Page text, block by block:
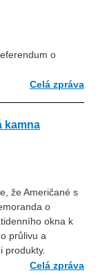
o
Celá zpráva
kamna
že Američané s
o
okna k
průlivu a
produkty.
Celá zpráva